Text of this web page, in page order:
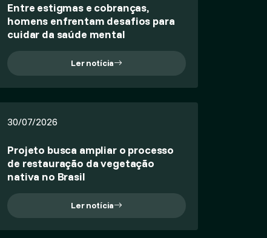
Entre estigmas e cobranças,
homens enfrentam desafios para
cuidar da saúde mental
Ler notícia
30/07/2026
Projeto busca ampliar o processo
de restauração da vegetação
nativa no Brasil
Ler notícia